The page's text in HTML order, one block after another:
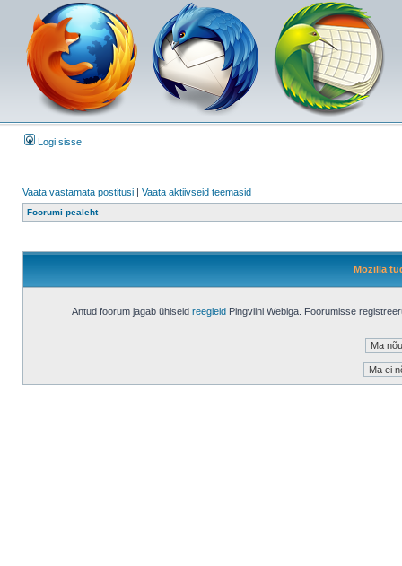
Logi sisse
Vaata vastamata postitusi | Vaata aktiivseid teemasid
Foorumi pealeht
Mozilla
Antud foorum jagab ühiseid reegleid Pingviini Webiga. Foorumisse